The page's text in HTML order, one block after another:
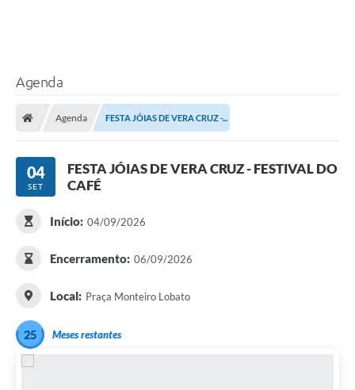
Agenda
Agenda FESTA JÓIAS DE VERA CRUZ -...
04
SET
FESTA JÓIAS DE VERA CRUZ - FESTIVAL DO
CAFÉ
Início: 04/09/2026
Encerramento: 06/09/2026
Local: Praça Monteiro Lobato
25 Meses restantes